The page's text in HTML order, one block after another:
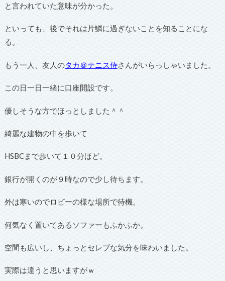
と言われていた意味が分かった。
といっても、後でそれは片鱗に過ぎないことを知ることにな
る。
もう一人、友人のタカ＠テニス侍さんがいらっしゃいました。
この日一日一緒に口座開設です。
優しそうな方でほっとしました＾＾
綺麗な建物の中を歩いて
HSBCまで歩いて１０分ほど。
銀行が開くのが９時なので少し待ちます。
外は寒いのでロビーの様な場所で待機。
何気なく置いてあるソファーもふかふか。
空間も広いし、ちょっとセレブな気分を味わいました。
実際は違うと思いますがｗ